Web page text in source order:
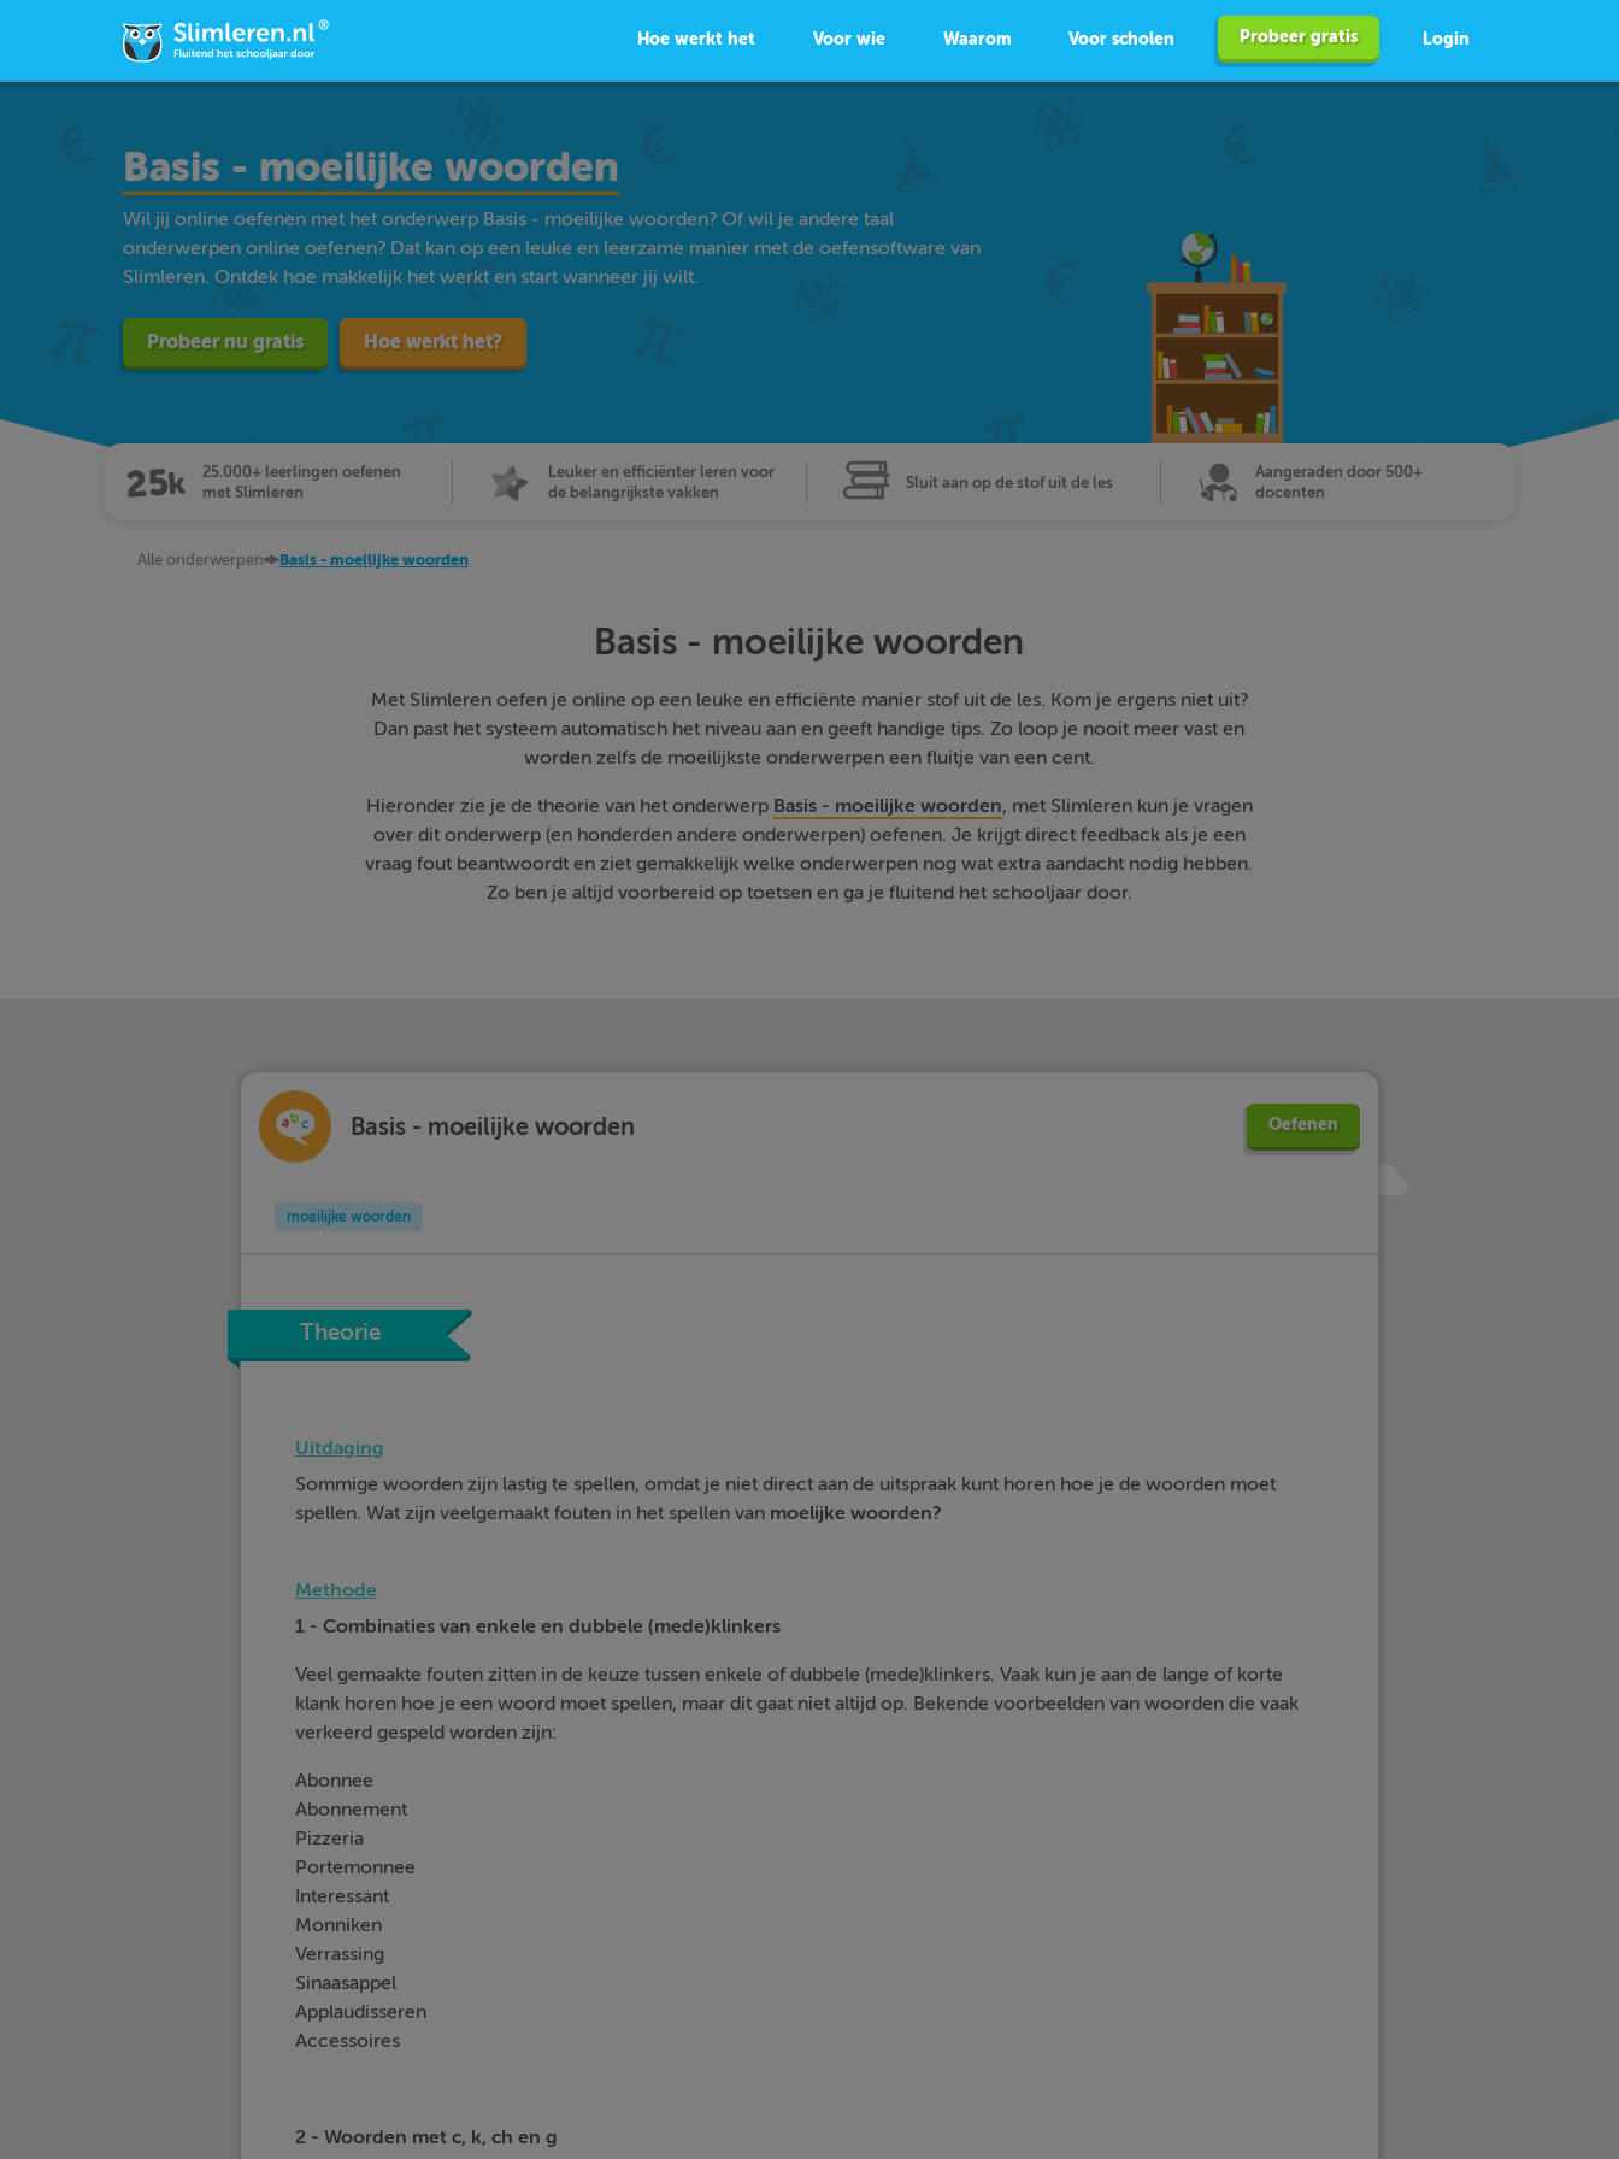
Hoe werkt het Voor wie Waarom Voor scholen Probeer gratis Login
Basis - moeilijke woorden
Wil jij online oefenen met het onderwerp Basis - moeilijke woorden? Of wil je andere taal
onderwerpen online oefenen? Dat kan op een leuke en leerzame manier met de oefensoftware van
Slimleren. Ontdek hoe makkelijk het werkt en start wanneer jij wilt.
Probeer nu gratis Hoe werkt het?
25.000+ leerlingen oefenen
met Slimleren
Leuker en efficiënter leren voor
de belangrijkste vakken
Sluit aan op de stof uit de les
Aangeraden door 500+
docenten
Alle onderwerpen Basis - moeilijke woorden
Basis - moeilijke woorden
Met Slimleren oefen je online op een leuke en efficiënte manier stof uit de les. Kom je ergens niet uit?
Dan past het systeem automatisch het niveau aan en geeft handige tips. Zo loop je nooit meer vast en
worden zelfs de moeilijkste onderwerpen een fluitje van een cent.
Hieronder zie je de theorie van het onderwerp Basis - moeilijke woorden, met Slimleren kun je vragen
over dit onderwerp (en honderden andere onderwerpen) oefenen. Je krijgt direct feedback als je een
vraag fout beantwoordt en ziet gemakkelijk welke onderwerpen nog wat extra aandacht nodig hebben.
Zo ben je altijd voorbereid op toetsen en ga je fluitend het schooljaar door.
Basis - moeilijke woorden Oefenen
moeilijke woorden
Theorie
Uitdaging
Sommige woorden zijn lastig te spellen, omdat je niet direct aan de uitspraak kunt horen hoe je de woorden moet
spellen. Wat zijn veelgemaakt fouten in het spellen van moelijke woorden?
Methode
1 - Combinaties van enkele en dubbele (mede)klinkers
Veel gemaakte fouten zitten in de keuze tussen enkele of dubbele (mede)klinkers. Vaak kun je aan de lange of korte
klank horen hoe je een woord moet spellen, maar dit gaat niet altijd op. Bekende voorbeelden van woorden die vaak
verkeerd gespeld worden zijn:
Abonnee
Abonnement
Pizzeria
Portemonnee
Interessant
Monniken
Verrassing
Sinaasappel
Applaudisseren
Accessoires
2 - Woorden met c, k, ch en g